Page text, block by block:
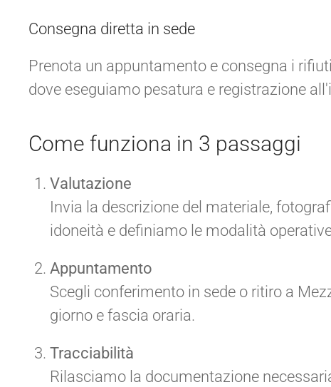
Consegna diretta in sede
Prenota un appuntamento e consegna i
dove eseguiamo pesatura e registrazione
Come funziona in 3 passaggi
Valutazione
Invia la descrizione del materiale,
idoneità e definiamo le modalità
Appuntamento
Scegli conferimento in sede o ritiro a
giorno e fascia oraria.
Tracciabilità
Rilasciamo la documentazione